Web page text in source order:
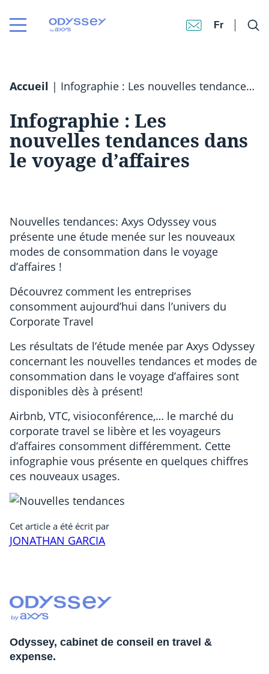
Fr
Accueil | Infographie : Les nouvelles tendances dans le voyage d’affaires
Infographie : Les
nouvelles tendances dans
le voyage d’affaires
Nouvelles tendances: Axys Odyssey vous
présente une étude menée sur les nouveaux
modes de consommation dans le voyage
d’affaires !
Découvrez comment les entreprises
consomment aujourd’hui dans l’univers du
Corporate Travel
Les résultats de l’étude menée par Axys Odyssey
concernant les nouvelles tendances et modes de
consommation dans le voyage d’affaires sont
disponibles dès à présent!
Airbnb, VTC, visioconférence,… le marché du
corporate travel se libère et les voyageurs
d’affaires consomment différemment. Cette
infographie vous présente en quelques chiffres
ces nouveaux usages.
Cet article a été écrit par
JONATHAN GARCIA
Odyssey, cabinet de conseil en travel &
expense.